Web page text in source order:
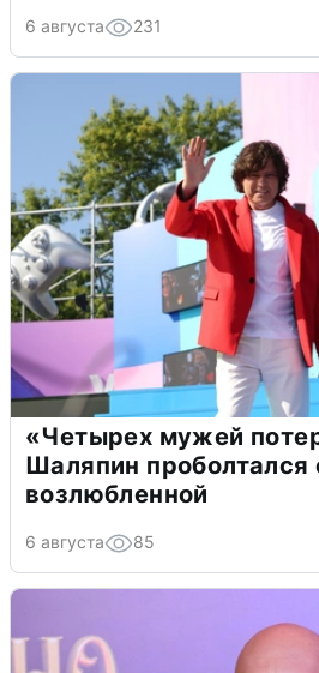
6 августа 231
«Четырех мужей
Шаляпин проболтался
возлюбленной
6 августа 85